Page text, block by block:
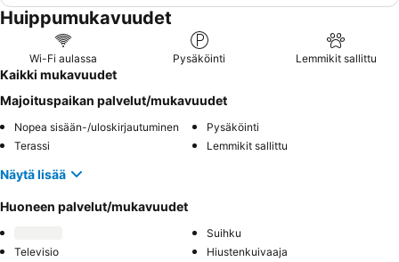
Huippumukavuudet
Wi-Fi aulassa Pysäköinti Lemmikit sallittu
Kaikki mukavuudet
Majoituspaikan palvelut/mukavuudet
Nopea sisään-/uloskirjautuminen
Pysäköinti
Terassi
Lemmikit sallittu
Näytä lisää
Huoneen palvelut/mukavuudet
Suihku
Televisio
Hiustenkuivaaja